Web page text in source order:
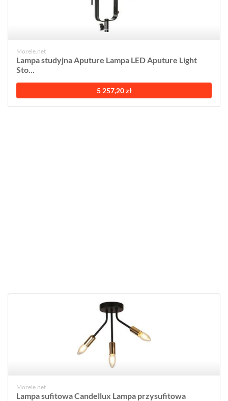
Morele.net
Lampa studyjna Aputure Lampa LED Aputure Light
Sto...
5 257,20 zł
Morele.net
Lampa sufitowa Candellux Lampa przysufitowa